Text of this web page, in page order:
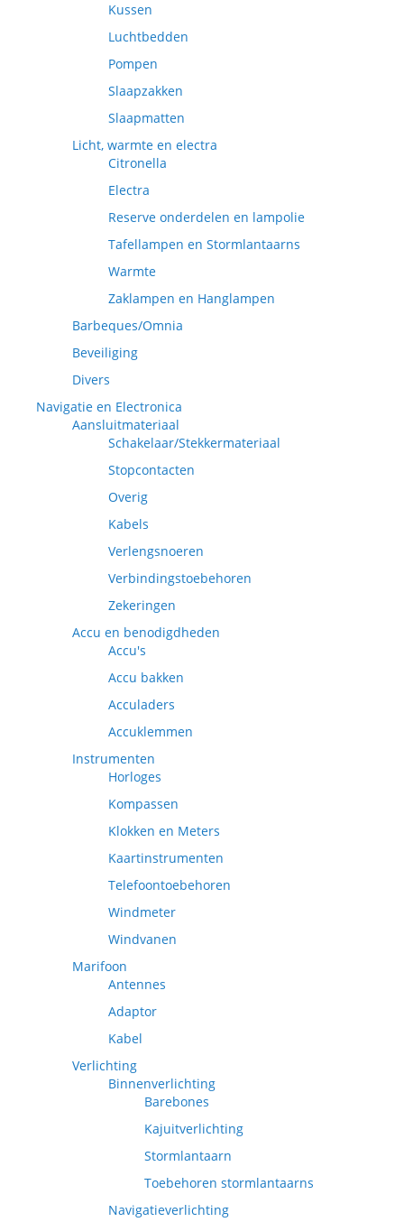
Kussen
Luchtbedden
Pompen
Slaapzakken
Slaapmatten
Licht, warmte en electra
Citronella
Electra
Reserve onderdelen en lampolie
Tafellampen en Stormlantaarns
Warmte
Zaklampen en Hanglampen
Barbeques/Omnia
Beveiliging
Divers
Navigatie en Electronica
Aansluitmateriaal
Schakelaar/Stekkermateriaal
Stopcontacten
Overig
Kabels
Verlengsnoeren
Verbindingstoebehoren
Zekeringen
Accu en benodigdheden
Accu's
Accu bakken
Acculaders
Accuklemmen
Instrumenten
Horloges
Kompassen
Klokken en Meters
Kaartinstrumenten
Telefoontoebehoren
Windmeter
Windvanen
Marifoon
Antennes
Adaptor
Kabel
Verlichting
Binnenverlichting
Barebones
Kajuitverlichting
Stormlantaarn
Toebehoren stormlantaarns
Navigatieverlichting